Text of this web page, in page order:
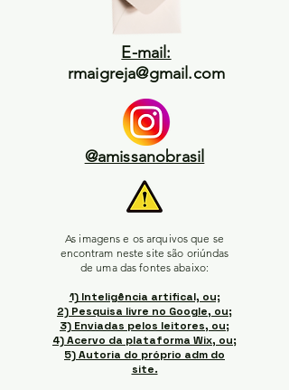
E-mail:
rmaigreja@gmail.com
@amissanobrasil
As imagens e os arquivos que se
encontram neste site são oriúndas
de uma das fontes abaixo:
1) Inteligência artifical, ou;
2) Pesquisa livre no Google, ou;
3) Enviadas pelos leitores, ou;
4) Acervo da plataforma Wix, ou;
5) Autoria do próprio adm do
site.